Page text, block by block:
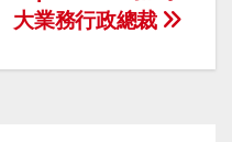
大業務行政總裁